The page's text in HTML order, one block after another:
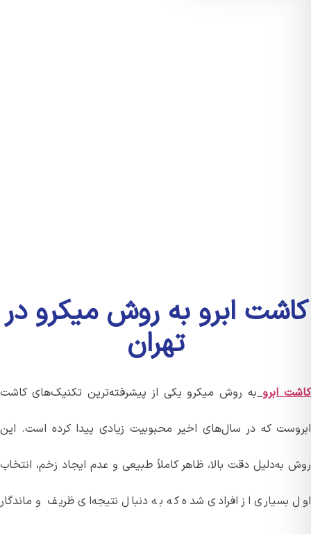
ابرو به روش میکرو در
تهران
ابرو به روش میکرو یکی از پیشرفته‌ترین تکنیک‌های کاشت
که در سال‌های اخیر محبوبیت زیادی پیدا کرده است. این
به‌دلیل دقت بالا، ظاهر کاملاً طبیعی و عدم ایجاد زخم، انتخاب
بسیاری از افرادی شده که به دنبال نتیجه‌ای ظریف و ماندگار